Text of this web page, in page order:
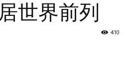
世界前列
410